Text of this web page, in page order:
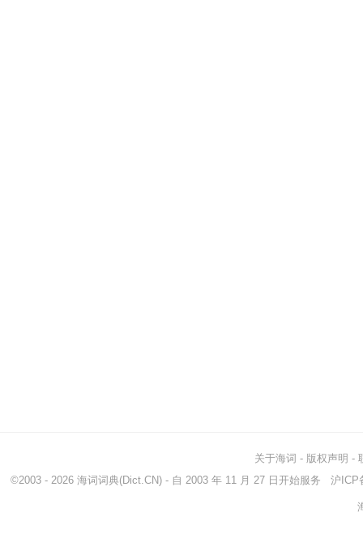
关于海词 - 版权声明 -
©2003 - 2026 海词词典(Dict.CN) - 自 2003 年 11 月 27 日开始服务 沪ICP